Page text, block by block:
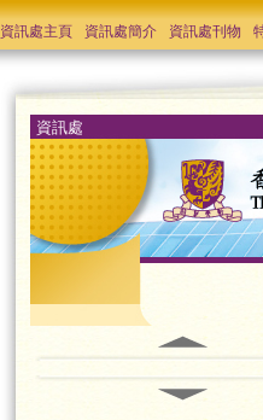
資訊處主頁 資訊處簡介 資訊處刊物
資訊處